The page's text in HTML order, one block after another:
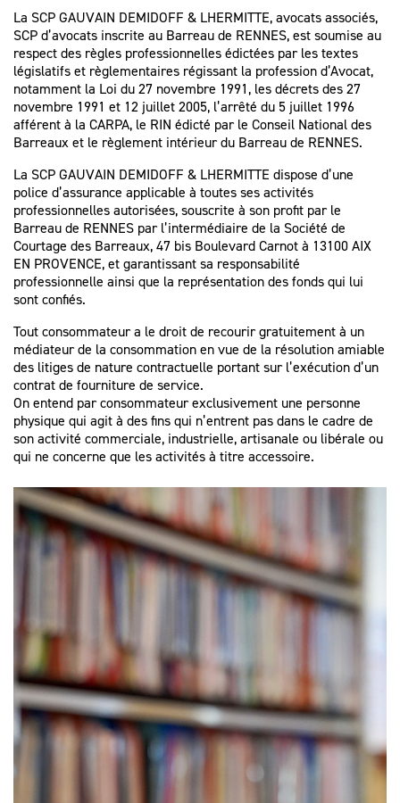
La SCP GAUVAIN DEMIDOFF & LHERMITTE, avocats associés,
SCP d’avocats inscrite au Barreau de RENNES, est soumise au
respect des règles professionnelles édictées par les textes
législatifs et règlementaires régissant la profession d’Avocat,
notamment la Loi du 27 novembre 1991, les décrets des 27
novembre 1991 et 12 juillet 2005, l’arrêté du 5 juillet 1996
afférent à la CARPA, le RIN édicté par le Conseil National des
Barreaux et le règlement intérieur du Barreau de RENNES.
La SCP GAUVAIN DEMIDOFF & LHERMITTE dispose d’une
police d’assurance applicable à toutes ses activités
professionnelles autorisées, souscrite à son profit par le
Barreau de RENNES par l’intermédiaire de la Société de
Courtage des Barreaux, 47 bis Boulevard Carnot à 13100 AIX
EN PROVENCE, et garantissant sa responsabilité
professionnelle ainsi que la représentation des fonds qui lui
sont confiés.
Tout consommateur a le droit de recourir gratuitement à un
médiateur de la consommation en vue de la résolution amiable
des litiges de nature contractuelle portant sur l’exécution d’un
contrat de fourniture de service.
On entend par consommateur exclusivement une personne
physique qui agit à des fins qui n’entrent pas dans le cadre de
son activité commerciale, industrielle, artisanale ou libérale ou
qui ne concerne que les activités à titre accessoire.
LES HONORAIRES
D’ASSISTANCE
LES AUTRES
DÉMARCHES
FAIRE APPEL
D'UN
JUGEMENT ?
PROCÉDURE
D'APPEL